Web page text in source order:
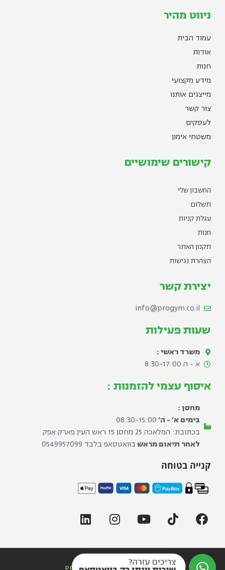
ניווט מהיר
עמוד הבית
אודות
חנות
מידע מקצועי
מייצגים אותנו
צור קשר
לעסקים
משטחי אימון
קישורים שימושיים
החשבון שלי
תשלום
עגלת קניות
חנות
תקנון האתר
הצהרת נגישות
יצירת קשר
info@progym.co.il
שעות פעילות
משרד ראשי :
א - ה 8:30-17:00​
איסוף עצמי להזמנות :
מחסן :
בימים א׳ - ה׳08:30-15:00
בכתובת: המלאכה 25 מחסן 15 ראש העין פארק אפק
לאחר תיאום מראש בוואטסאפ בלבד ⁦0549957099⁩
קנייה בטוחה
© כל הזכויות שמורות ל PROGYM